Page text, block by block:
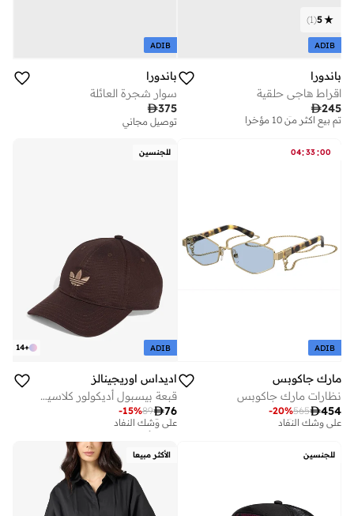
5
(
1
)
ADIB
باندورا
اقراط هاجي حلقية
245
توصيل مجاني
تم بيع أكثر من 10 مؤخرا
توصيل مجاني
ADIB
باندورا
سوار شجرة العائلة
375
توصيل مجاني
04:33:00
ADIB
مارك جاكوبس
نظارات مارك جاكوبس
454
565
-20%
توصيل مجاني
على وشك النفاد
توصيل مجاني
للجنسين
+
14 ADIB
اديداس اوريجينالز
قبعة بيسبول أديكولور كلاسيك تريفويل
76
89
-15%
تم بيع أكثر من 10 مؤخرا
على وشك النفاد
تم بيع أكثر من 10 مؤخرا
للجنسين الأكثر مبيعا